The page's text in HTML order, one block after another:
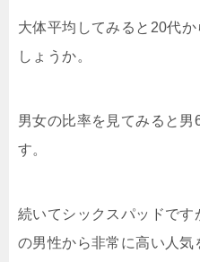
大体平均してみると20代
しょうか。
男女の比率を見てみると
す。
続いてシックスパッドで
の男性から非常に高い人気